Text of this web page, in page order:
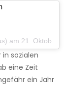
2019 um 12:31 Uhr PDT
sozialen
eine Zeit
ein Jahr